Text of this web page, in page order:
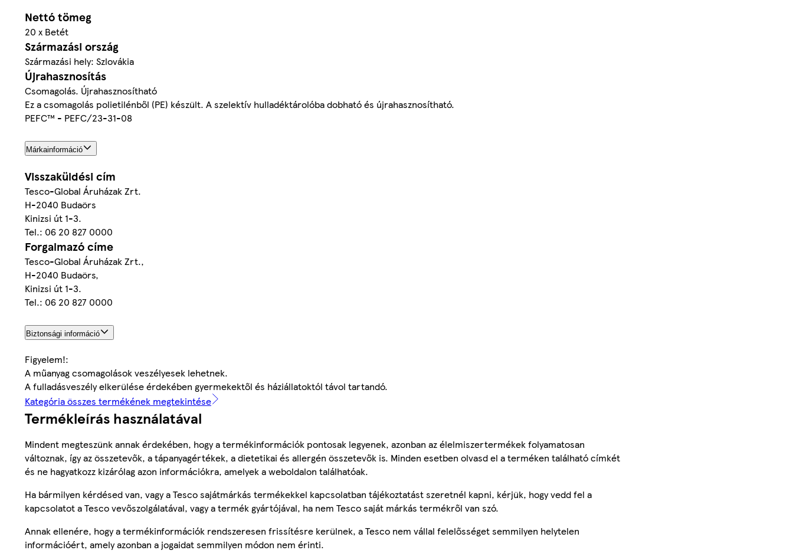
Nettó tömeg
20 x Betét
Származási ország
Származási hely: Szlovákia
Újrahasznosítás
Csomagolás. Újrahasznosítható
Ez a csomagolás polietilénből (PE) készült. A szelektív hulladéktárolóba dobható és újrahasznosítható.
PEFC™ - PEFC/23-31-08
Márkainformáció
Visszaküldési cím
Tesco-Global Áruházak Zrt.
H-2040 Budaörs
Kinizsi út 1-3.
Tel.: 06 20 827 0000
Forgalmazó címe
Tesco-Global Áruházak Zrt.,
H-2040 Budaörs,
Kinizsi út 1-3.
Tel.: 06 20 827 0000
Biztonsági információ
Figyelem!:
A műanyag csomagolások veszélyesek lehetnek.
A fulladásveszély elkerülése érdekében gyermekektől és háziállatoktól távol tartandó.
Kategória összes termékének megtekintése
Termékleírás használatával
Mindent megteszünk annak érdekében, hogy a termékinformációk pontosak legyenek, azonban az élelmiszertermékek folyamatosan
változnak, így az összetevők, a tápanyagértékek, a dietetikai és allergén összetevők is. Minden esetben olvasd el a terméken található címkét
és ne hagyatkozz kizárólag azon információkra, amelyek a weboldalon találhatóak.
Ha bármilyen kérdésed van, vagy a Tesco sajátmárkás termékekkel kapcsolatban tájékoztatást szeretnél kapni, kérjük, hogy vedd fel a
kapcsolatot a Tesco vevőszolgálatával, vagy a termék gyártójával, ha nem Tesco saját márkás termékről van szó.
Annak ellenére, hogy a termékinformációk rendszeresen frissítésre kerülnek, a Tesco nem vállal felelősséget semmilyen helytelen
információért, amely azonban a jogaidat semmilyen módon nem érinti.